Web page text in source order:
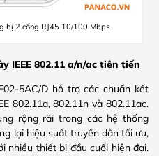
bị 2 cổng RJ45 10/100 Mbps
IEEE 802.11 a/n/ac tiên tiến
5AC/D hỗ trợ các chuẩn kết
802.11a, 802.11n và 802.11ac.
rộng rãi trong các hệ thống
lại hiệu suất truyền dẫn tối ưu,
nhiều thiết bị đầu cuối hiện đại.